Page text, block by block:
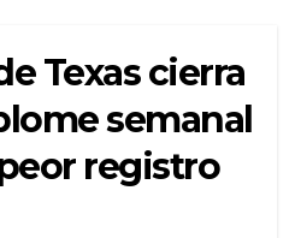
Texas cierra
semanal
registro